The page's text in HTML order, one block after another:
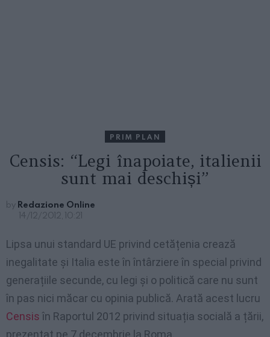
PRIM PLAN
Censis: “Legi înapoiate, italienii
sunt mai deschiși”
by Redazione Online
14/12/2012, 10:21
Lipsa unui standard UE privind cetățenia crează
inegalitate și Italia este în întârziere în special privind
generațiile secunde, cu legi și o politică care nu sunt
în pas nici măcar cu opinia publică. Arată acest lucru
Censis în Raportul 2012 privind situația socială a țării,